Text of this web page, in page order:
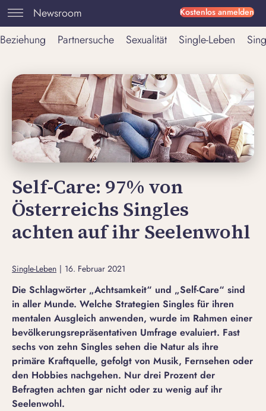
Kostenlos anmelden
Newsroom
Beziehung
Partnersuche Sexualität Single-Leben
Self-Care: 97% von
Österreichs Singles
achten auf ihr Seelenwohl
Single-Leben | 16. Februar 2021
Die Schlagwörter „Achtsamkeit“ und „Self-Care“ sind
in aller Munde. Welche Strategien Singles für ihren
mentalen Ausgleich anwenden, wurde im Rahmen einer
bevölkerungsrepräsentativen Umfrage evaluiert. Fast
sechs von zehn Singles sehen die Natur als ihre
primäre Kraftquelle, gefolgt von Musik, Fernsehen oder
den Hobbies nachgehen. Nur drei Prozent der
Befragten achten gar nicht oder zu wenig auf ihr
Seelenwohl.